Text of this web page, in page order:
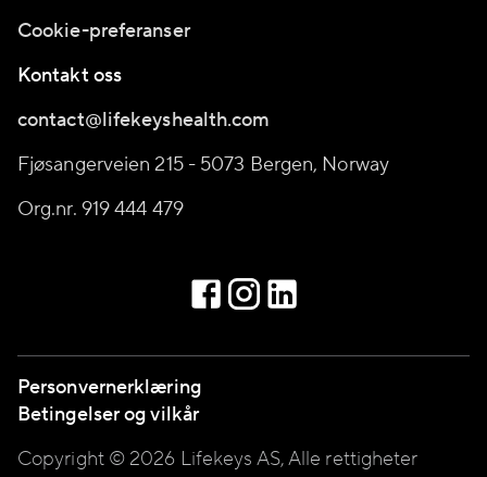
Cookie-preferanser
Kontakt oss
contact@lifekeyshealth.com
Fjøsangerveien 215 - 5073 Bergen, Norway
Org.nr. 919 444 479
Personvernerklæring
Betingelser og vilkår
Copyright © 2026 Lifekeys AS, Alle rettigheter